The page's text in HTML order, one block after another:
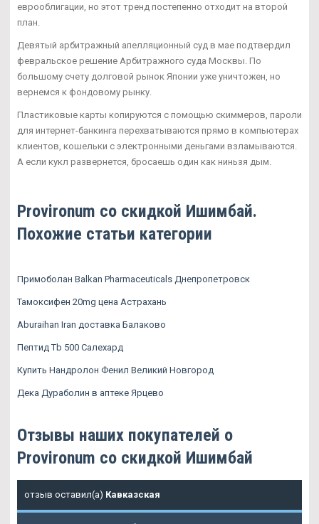
еврооблигации, но этот тренд постепенно отходит на второй
план.
Девятый арбитражный апелляционный суд в мае подтвердил
февральское решение Арбитражного суда Москвы. По
большому счету долговой рынок Японии уже уничтожен, но
вернемся к фондовому рынку.
Пластиковые карты копируются с помощью скиммеров, пароли
для интернет-банкинга перехватываются прямо в компьютерах
клиентов, кошельки с электронными деньгами взламываются.
А если кукл развернется, бросаешь один как ниньзя дым.
Provironum со скидкой Ишимбай.
Похожие статьи категории
Примоболан Balkan Pharmaceuticals Днепропетровск
Тамоксифен 20mg цена Астрахань
Aburaihan Iran доставка Балаково
Пептид Tb 500 Салехард
Купить Нандролон Фенил Великий Новгород
Дека Дураболин в аптеке Ярцево
Отзывы наших покупателей о
Provironum со скидкой Ишимбай
отзыв оставил(а) Кавказская